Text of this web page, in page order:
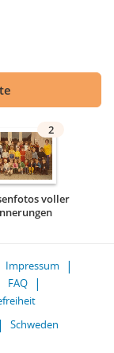
2
voller
Impressum
FAQ
Schweden